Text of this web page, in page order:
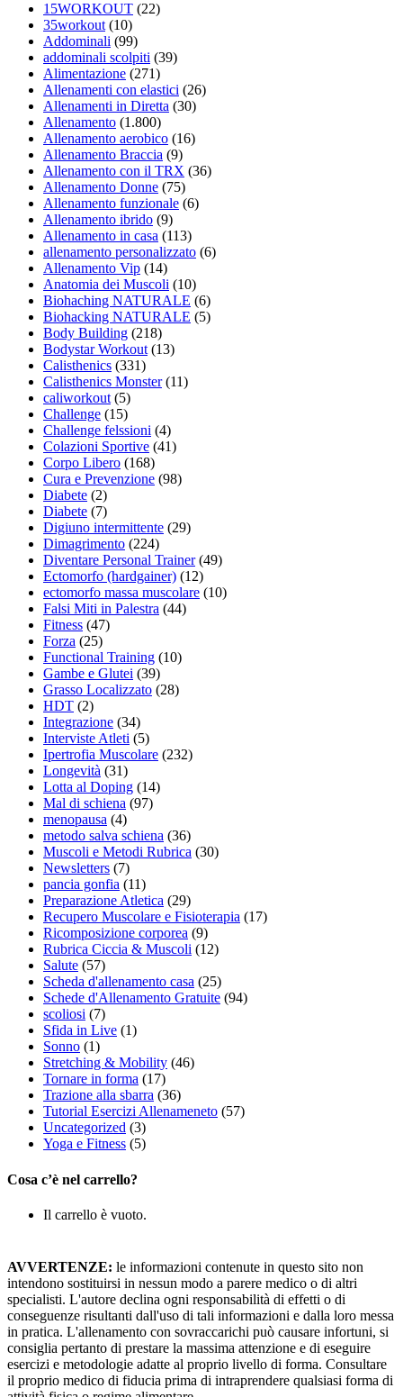
15WORKOUT (22)
35workout(10)
Addominali (99)
addominali scolpiti (39)
Alimentazione (271)
Allenamenti con elastici (26)
Allenamenti in Diretta (30)
Allenamento (1.800)
Allenamento aerobico (16)
Allenamento Braccia (9)
Allenamento con il TRX (36)
Allenamento Donne (75)
Allenamento funzionale (6)
Allenamento ibrido (9)
Allenamento in casa (113)
allenamento personalizzato (6)
Allenamento Vip (14)
Anatomia dei Muscoli (10)
Biohaching NATURALE (6)
Biohacking NATURALE (5)
Body Building (218)
Bodystar Workout(13)
Calisthenics (331)
Calisthenics Monster(11)
caliworkout(5)
Challenge (15)
Challenge felssioni (4)
Colazioni Sportive (41)
Corpo Libero (168)
Cura e Prevenzione (98)
Diabete (2)
Diabete (7)
Digiuno intermittente (29)
Dimagrimento (224)
Diventare Personal Trainer(49)
Ectomorfo (hardgainer) (12)
ectomorfo massa muscolare (10)
Falsi Miti in Palestra (44)
Fitness (47)
Forza (25)
Functional Training (10)
Gambe e Glutei (39)
Grasso Localizzato (28)
HDT (2)
Integrazione (34)
Interviste Atleti (5)
Ipertrofia Muscolare (232)
Longevità (31)
Lotta al Doping (14)
Mal di schiena (97)
menopausa (4)
metodo salva schiena (36)
Muscoli e Metodi Rubrica (30)
Newsletters (7)
pancia gonfia (11)
Preparazione Atletica (29)
Recupero Muscolare e Fisioterapia (17)
Ricomposizione corporea (9)
Rubrica Ciccia & Muscoli (12)
Salute (57)
Scheda d'allenamento casa (25)
Schede d'Allenamento Gratuite (94)
scoliosi (7)
Sfida in Live (1)
Sonno (1)
Stretching & Mobility (46)
Tornare in forma (17)
Trazione alla sbarra (36)
Tutorial Esercizi Allenameneto (57)
Uncategorized (3)
Yoga e Fitness (5)
Cosa c’è nel carrello?
Il carrello è vuoto.
AVVERTENZE: le informazioni contenute in questo sito non
intendono sostituirsi in nessun modo a parere medico o di altri
specialisti. L'autore declina ogni responsabilità di effetti o di
conseguenze risultanti dall'uso di tali informazioni e dalla loro messa
in pratica. L'allenamento con sovraccarichi può causare infortuni, si
consiglia pertanto di prestare la massima attenzione e di eseguire
esercizi e metodologie adatte al proprio livello di forma. Consultare
il proprio medico di fiducia prima di intraprendere qualsiasi forma di